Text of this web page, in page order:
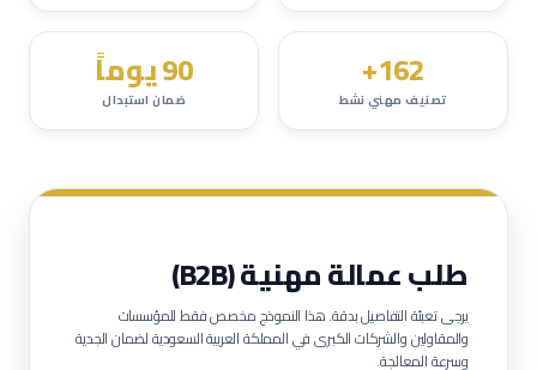
162+
تصنيف مهني نشط
90 يوماً
ضمان استبدال
طلب عمالة مهنية (B2B)
يرجى تعبئة التفاصيل بدقة. هذا النموذج مخصص فقط للمؤسسات
والمقاولين والشركات الكبرى في المملكة العربية السعودية لضمان الجدية
وسرعة المعالجة.